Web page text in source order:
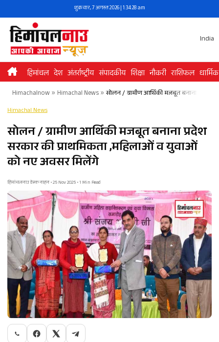
to
content
शुक्रवार, 7 अगस्त 2026 | 1:34:28 am
India
हिमांचल देश अंतर्राष्ट्रीय संपादकीय शिक्षा नौकरी राशिफल धार्मिक
Himachalnow» Himachal News» सोलन / ग्रामीण आर्थिकी मजबूत बनाना प्रदेश
Himachal News
सोलन / ग्रामीण आर्थिकी मजबूत बनाना प्रदेश
सरकार की प्राथमिकता ,महिलाओं व युवाओं
को नए अवसर मिलेंगे
हिमांचलनाउ डेस्क नाहन • 25 Nov 2025 • 1 Min Read